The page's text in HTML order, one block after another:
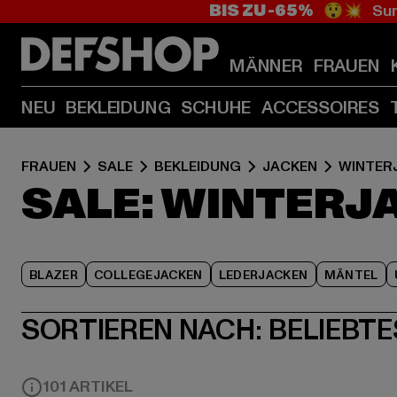
BIS ZU -65% 😲💥
MÄNNER FRAUEN
NEU BEKLEIDUNG SCHUHE ACCESSOIRES
FRAUEN SALE BEKLEIDUNG JACKEN
SALE:
BLAZER COLLEGEJACKEN LEDERJACKEN MÄNTEL
SORTIEREN NACH:
101 ARTIKEL